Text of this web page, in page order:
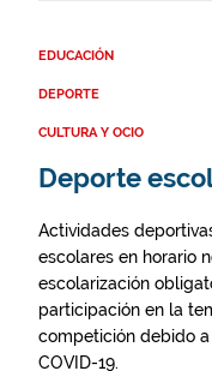
EDUCACIÓN
DEPORTE
CULTURA Y OCIO
Deporte
Actividades
escolares en horario
escolarización
participación en la
competición debido
COVID-19.